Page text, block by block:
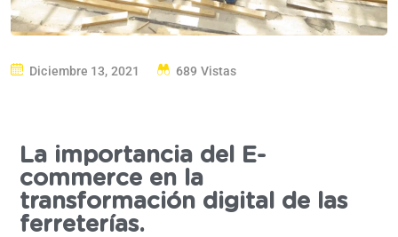
Diciembre 13, 2021 689 Vistas
La importancia del E-
commerce en la
transformación digital de las
ferreterías.